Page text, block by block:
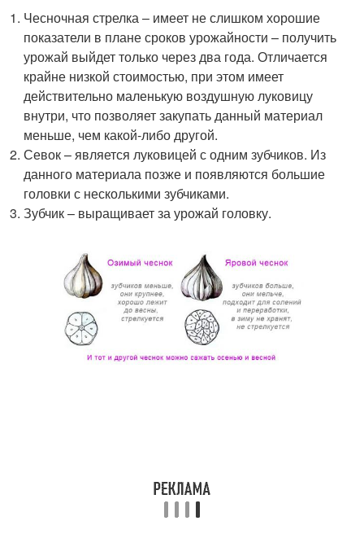
Чесночная стрелка – имеет не слишком хорошие
показатели в плане сроков урожайности – получить
урожай выйдет только через два года. Отличается
крайне низкой стоимостью, при этом имеет
действительно маленькую воздушную луковицу
внутри, что позволяет закупать данный материал
меньше, чем какой-либо другой.
Севок – является луковицей с одним зубчиков. Из
данного материала позже и появляются большие
головки с несколькими зубчиками.
Зубчик – выращивает за урожай головку.